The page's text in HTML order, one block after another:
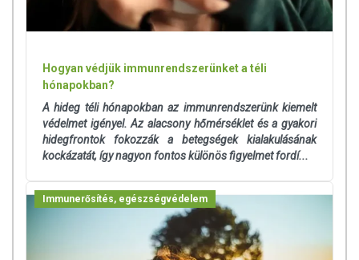
termékfotókat, tápérték-, összetétel-, és allergén információkat is) csak
tájékoztató jellegűek, a tényleges értékek eltérhetnek az élelmiszerek
Az étrend-kiegészítők az érvényben levő európai uniós szabályozás
szerint élelmiszereknek minősülnek, amelyek a hagyományos étrend
kiegészítését szolgálják, és koncentrált formában tartalmaznak
tápanyagokat. Bár az étrend-kiegészítők kedvező élettani hatással
megjelenítésük, és reklámozásuk során nem engedélyezett a
készítményeknek betegséget megelőző vagy gyógyító hatást
A termék nem helyettesíti a kiegyensúlyozott, vegyes étrendet és az
Hogyan védjük immunrendszerünket a téli
hónapokban?
A hideg téli hónapokban az immunrendszerünk kiemelt
védelmet igényel. Az alacsony hőmérséklet és a gyakori
hidegfrontok fokozzák a betegségek kialakulásának
kockázatát, így nagyon fontos különös figyelmet fordí...
Immunerősítés, egészségvédelem